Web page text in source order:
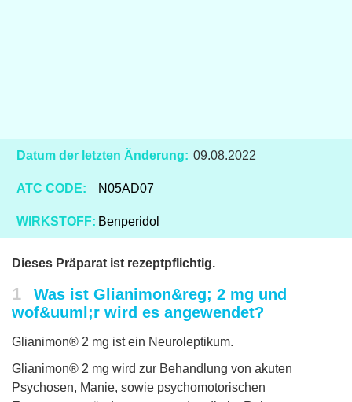
Datum der letzten Änderung: 09.08.2022
ATC CODE: N05AD07
WIRKSTOFF: Benperidol
Dieses Präparat ist rezeptpflichtig.
1
Was ist Glianimon&reg; 2 mg und
wof&uuml;r wird es angewendet?
Glianimon® 2 mg ist ein Neuroleptikum.
Glianimon® 2 mg wird zur Behandlung von akuten
Psychosen, Manie, sowie psychomotorischen